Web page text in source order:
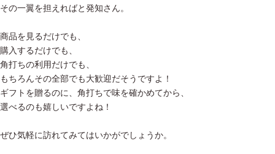
その一翼を担えればと発知さん。
商品を見るだけでも、
購入するだけでも、
角打ちの利用だけでも、
もちろんその全部でも大歓迎だそうですよ！
ギフトを贈るのに、角打ちで味を確かめてから、
選べるのも嬉しいですよね！
ぜひ気軽に訪れてみてはいかがでしょうか。